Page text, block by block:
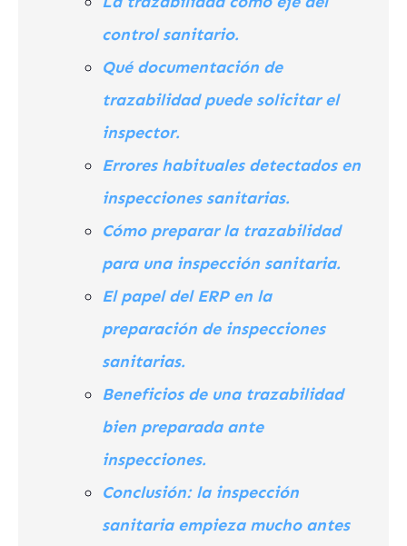
control sanitario.
Qué documentación de
trazabilidad puede solicitar el
inspector.
Errores habituales detectados en
inspecciones sanitarias.
Cómo preparar la trazabilidad
para una inspección sanitaria.
El papel del ERP en la
preparación de inspecciones
sanitarias.
Beneficios de una trazabilidad
bien preparada ante
inspecciones.
Conclusión: la inspección
sanitaria empieza mucho antes